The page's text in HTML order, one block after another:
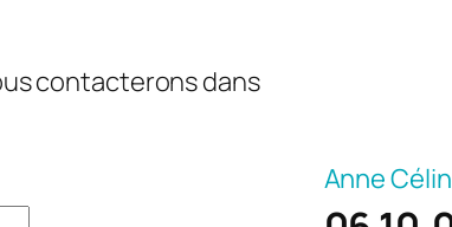
contacterons dans
Anne